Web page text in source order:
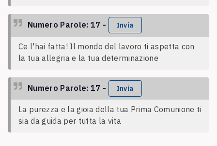
Numero Parole: 17 - Invia
Ce l'hai fatta! Il mondo del lavoro ti aspetta con
la tua allegria e la tua determinazione
Numero Parole: 17 - Invia
La purezza e la gioia della tua Prima Comunione ti
sia da guida per tutta la vita